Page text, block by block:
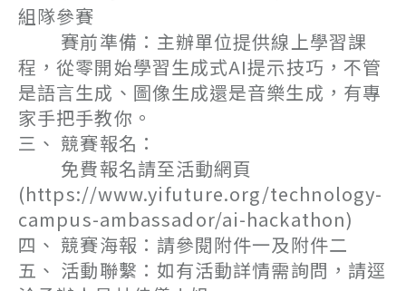
組隊參賽
賽前準備：主辦單位提供線上學習課
程，從零開始學習生成式AI提示技巧，不管
是語言生成、圖像生成還是音樂生成，有專
家手把手教你。
三、 競賽報名：
免費報名請至活動網頁
(https://www.yifuture.org/technology-
campus-ambassador/ai-hackathon)
四、 競賽海報：請參閱附件一及附件二
五、 活動聯繫：如有活動詳情需詢問，請逕